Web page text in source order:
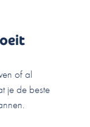
of al
je de beste